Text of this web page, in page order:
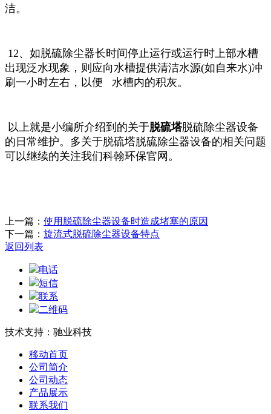
洁。
12、如脱硫除尘器长时间停止运行或运行时上部水槽
出现泛水现象，则应向水槽提供清洁水源(如自来水)冲
刷一小时左右，以便 水槽内的积灰。
以上就是小编所介绍到的关于脱硫塔脱硫除尘器设备
的日常维护。 多关于脱硫塔脱硫除尘器设备的相关问题
可以继续的关注我们科翰环保官网。
上一篇： 使用脱硫除尘器设备时造成堵塞的原因
下一篇： 旋流式脱硫除尘器设备特点
返回列表
电话
短信
联系
二维码
技术支持：驰业科技
移动首页
公司简介
公司动态
产品展示
联系我们